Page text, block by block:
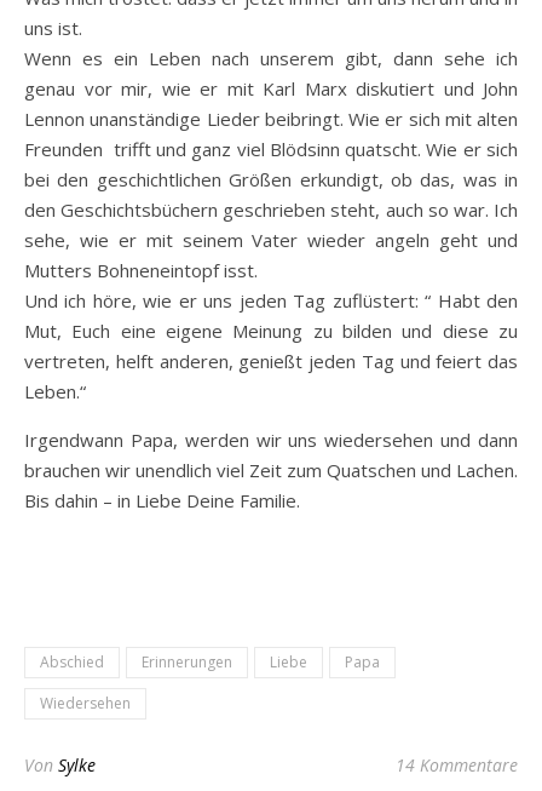
uns ist.
Wenn es ein Leben nach unserem gibt, dann sehe ich
genau vor mir, wie er mit Karl Marx diskutiert und John
Lennon unanständige Lieder beibringt. Wie er sich mit alten
Freunden trifft und ganz viel Blödsinn quatscht. Wie er sich
bei den geschichtlichen Größen erkundigt, ob das, was in
den Geschichtsbüchern geschrieben steht, auch so war. Ich
sehe, wie er mit seinem Vater wieder angeln geht und
Mutters Bohneneintopf isst.
Und ich höre, wie er uns jeden Tag zuflüstert: “ Habt den
Mut, Euch eine eigene Meinung zu bilden und diese zu
vertreten, helft anderen, genießt jeden Tag und feiert das
Leben.“
Irgendwann Papa, werden wir uns wiedersehen und dann
brauchen wir unendlich viel Zeit zum Quatschen und Lachen.
Bis dahin – in Liebe Deine Familie.
Abschied Erinnerungen Liebe
Papa
Wiedersehen
Von Sylke 14 Kommentare